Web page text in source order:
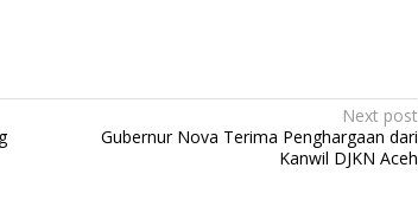
Next post
Gubernur Nova Terima Penghargaan dari
Kanwil DJKN Aceh